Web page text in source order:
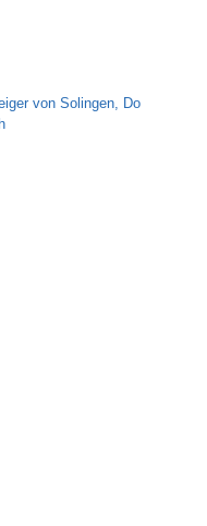
von Solingen, Do